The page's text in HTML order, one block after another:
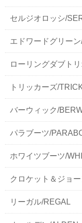
セルジオロッシ/
エドワードグリー
ローリングダブト
トリッカーズ/
バーウィック/
パラブーツ/
ホワイツブーツ/
クロケット＆ジョ
リーガル/REGAL